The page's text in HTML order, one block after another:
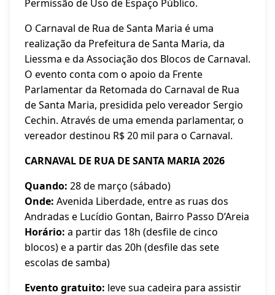
Permissão de Uso de Espaço Público.
O Carnaval de Rua de Santa Maria é uma
realização da Prefeitura de Santa Maria, da
Liessma e da Associação dos Blocos de Carnaval.
O evento conta com o apoio da Frente
Parlamentar da Retomada do Carnaval de Rua
de Santa Maria, presidida pelo vereador Sergio
Cechin. Através de uma emenda parlamentar, o
vereador destinou R$ 20 mil para o Carnaval.
CARNAVAL DE RUA DE SANTA MARIA 2026
Quando: 28 de março (sábado)
Onde: Avenida Liberdade, entre as ruas dos
Andradas e Lucídio Gontan, Bairro Passo D’Areia
Horário: a partir das 18h (desfile de cinco
blocos) e a partir das 20h (desfile das sete
escolas de samba)
Evento gratuito: leve sua cadeira para assistir